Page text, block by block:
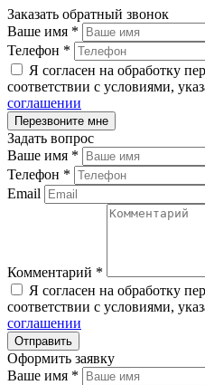
Заказать обратный звонок
Ваше имя *
Телефон *
Я согласен на обработку
соответствии с условиями,
соглашении
Задать вопрос
Ваше имя *
Телефон *
Email
Комментарий *
Я согласен на обработку
соответствии с условиями,
соглашении
Оформить заявку
Ваше имя *